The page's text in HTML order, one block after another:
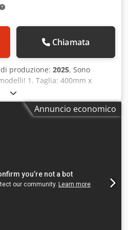
Chiamata
produzione: 2025, Sono
1. Taglia: 400mm x
scatola di stampa (L x L x
mm 3. Caricamento delle
x A): 1400 mm x 1850 mm x
(L x L): 1000 mm x
/ ora (alluminio, 13-15
a compressione
Ton 10. Pressione di
elettrico: 75 kW 12. Peso della
Annuncio economico